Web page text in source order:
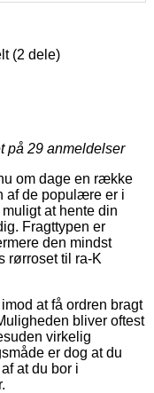
(2 dele)
på 29 anmeldelser
om dage en række
af de populære er i
at hente din
Fragttypen er
den mindst
rørroset til ra-K
at få ordren bragt
bliver oftest
virkelig
er dog at du
at du bor i